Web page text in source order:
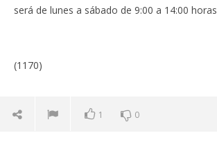
será de lunes a sábado de 9:00 a 14:00 horas
(1170)
1 0